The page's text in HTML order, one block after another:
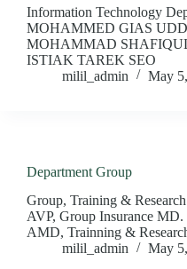
Information Technology
MOHAMMED GIAS
MOHAMMAD
ISTIAK TAREK SEO
milil_admin
May
Department Group
Group, Training &
AVP, Group Insurance
AMD, Trainning &
milil_admin
May